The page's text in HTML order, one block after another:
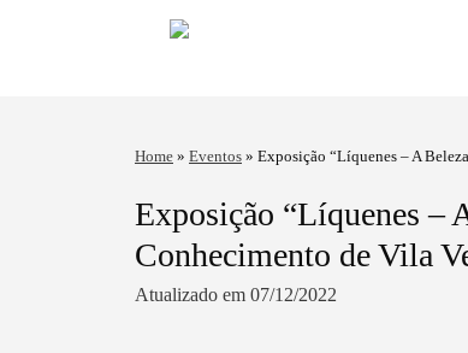
Home » Eventos » Exposição “Líquenes – A
Exposição “Líquenes –
Conhecimento de Vila
Atualizado em 07/12/2022